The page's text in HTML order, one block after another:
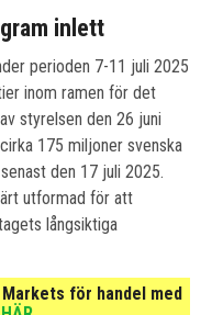
inlett
perioden 7-11 juli 2025
inom ramen för det
styrelsen den 26 juni
175 miljoner svenska
den 17 juli 2025.
utformad för att
långsiktiga
för handel med